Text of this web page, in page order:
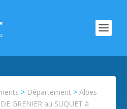
> Département >Alpes-
GRENIER au SUQUET à